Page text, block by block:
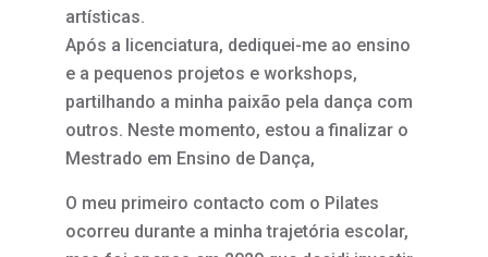
artísticas.
Após a licenciatura, dediquei-me ao ensino
e a pequenos projetos e workshops,
partilhando a minha paixão pela dança com
outros. Neste momento, estou a finalizar o
Mestrado em Ensino de Dança,
O meu primeiro contacto com o Pilates
ocorreu durante a minha trajetória escolar,